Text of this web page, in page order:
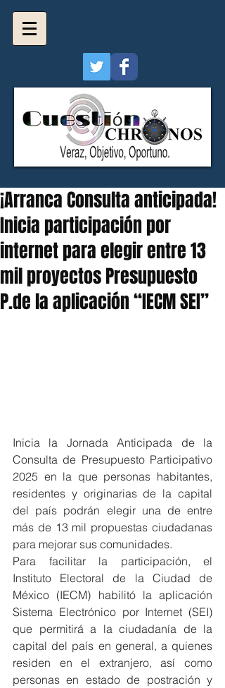
¡Arranca Consulta anticipada!
Inicia participación por
internet para elegir entre 13
mil proyectos Presupuesto
P.de la aplicación “IECM SEI”
Inicia la Jornada Anticipada de la
Consulta de Presupuesto Participativo
2025 en la que personas habitantes,
residentes y originarias de la capital
del país podrán elegir una de entre
más de 13 mil propuestas ciudadanas
para mejorar sus comunidades.
Para facilitar la participación, el
Instituto Electoral de la Ciudad de
México (IECM) habilitó la aplicación
Sistema Electrónico por Internet (SEI)
que permitirá a la ciudadanía de la
capital del país en general, a quienes
residen en el extranjero, así como
personas en estado de postración y